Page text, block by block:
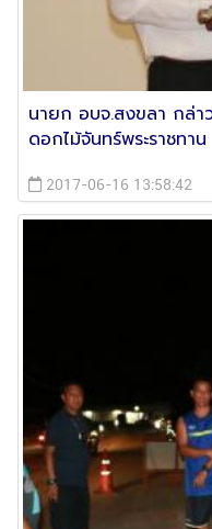
นายก อบจ.สงขลา กล่า
ดอกไม้จันทร์พระราชทาน
2017-06-16 13:58:42